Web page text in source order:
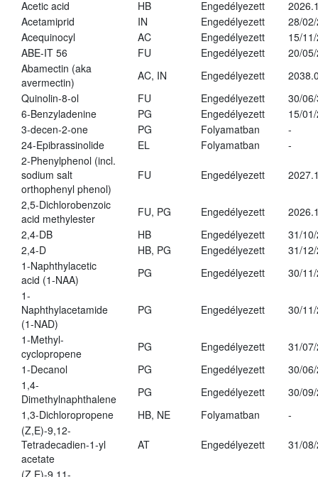
Acetic acid
HB Engedélyezett
Acetamiprid
IN Engedélyezett
28/
Acequinocyl
AC Engedélyezett
15/
ABE-IT 56
FU Engedélyezett
20/
Abamectin (aka
avermectin)
AC, IN Engedélyezett
Quinolin-8-ol
FU Engedélyezett
30/
6-Benzyladenine
PG Engedélyezett
15/
3-decen-2-one
PG Folyamatban
-
24-Epibrassinolide
EL Folyamatban
-
2-Phenylphenol (incl.
sodium salt
orthophenyl phenol)
FU Engedélyezett
2,5-Dichlorobenzoic
acid methylester
FU, PG Engedélyezett
2,4-DB
HB Engedélyezett
31/
2,4-D
HB, PG Engedélyezett
31/
1-Naphthylacetic
acid (1-NAA)
PG Engedélyezett
30/
1-
Naphthylacetamide
(1-NAD)
PG Engedélyezett 30/
1-Methyl-
cyclopropene
PG Engedélyezett
31/
1-Decanol
PG Engedélyezett
30/
1,4-
Dimethylnaphthalene
PG Engedélyezett
30/
1,3-Dichloropropene
HB, NE Folyamatban
-
(Z,E)-9,12-
Tetradecadien-1-yl
acetate
AT Engedélyezett 31/